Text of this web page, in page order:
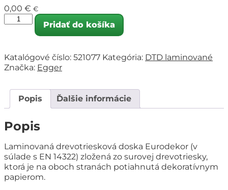
0,00 € €
Pridať do košíka
Katalógové číslo: 521077 Kategória: DTD laminované
Značka: Egger
Popis Ďalšie informácie
Popis
Laminovaná drevotriesková doska Eurodekor (v
súlade s EN 14322) zložená zo surovej drevotriesky,
ktorá je na oboch stranách potiahnutá dekoratívnym
papierom.